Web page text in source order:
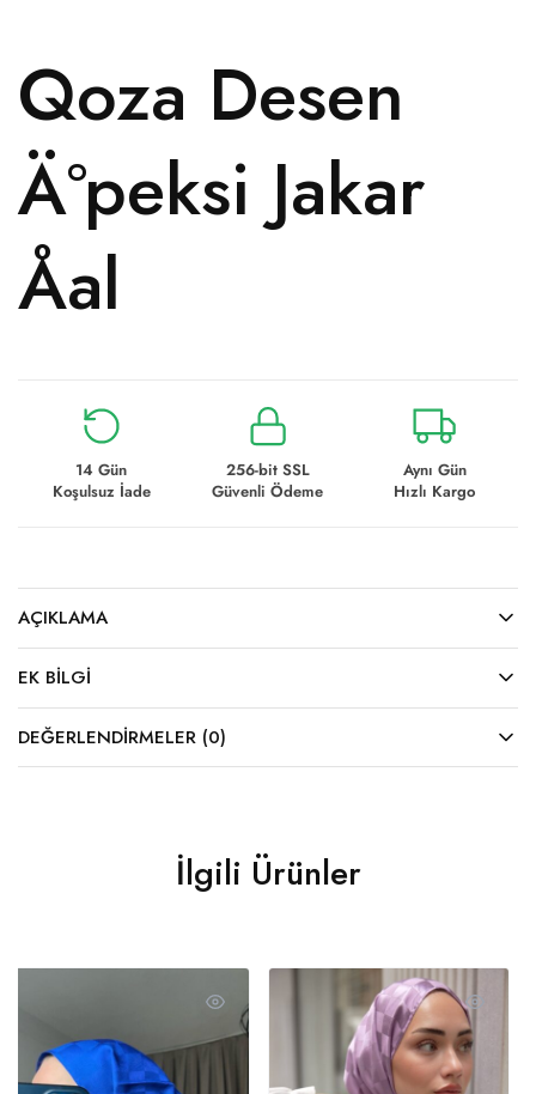
Qoza Desen
Ä°peksi Jakar
Åal
14 Gün
Koşulsuz İade
256-bit SSL
Güvenli Ödeme
Aynı Gün
Hızlı Kargo
AÇIKLAMA
EK BILGI
DEĞERLENDIRMELER (0)
İlgili Ürünler